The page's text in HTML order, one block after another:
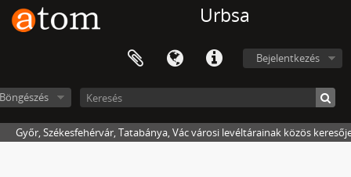
Urbsa
Bejelentkezés
Győr, Székesfehérvár, Tatabánya, Vác városi levéltárainak közös